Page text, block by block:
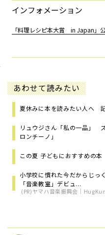
インフォメーション
「料理レシピ本大賞 in Japan」
あわせて読みたい
夏休みに本を読みたい人へ
リュウジさん「私の一品」
ロンチーノ」
この夏 子どもにおすすめの本
小学校に慣れた今だからじっ
「音楽教室」デビュ...
(PR)ヤマハ音楽振興会｜